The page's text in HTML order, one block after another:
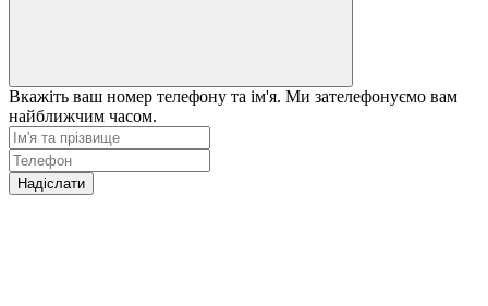
Вкажіть ваш номер телефону та ім'я. Ми зателефонуємо вам
найближчим часом.
Надіслати